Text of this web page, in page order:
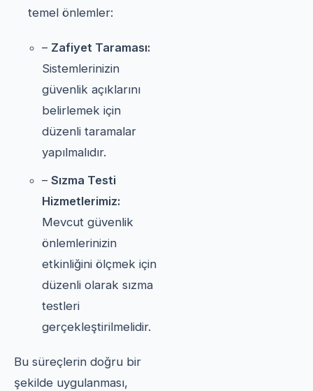
temel önlemler:
– Zafiyet Taraması:
Sistemlerinizin
güvenlik açıklarını
belirlemek için
düzenli taramalar
yapılmalıdır.
– Sızma Testi
Hizmetlerimiz:
Mevcut güvenlik
önlemlerinizin
etkinliğini ölçmek için
düzenli olarak sızma
testleri
gerçekleştirilmelidir.
Bu süreçlerin doğru bir
şekilde uygulanması,